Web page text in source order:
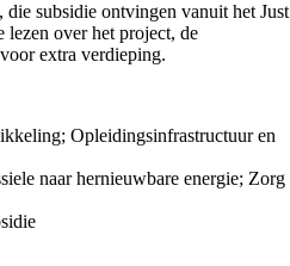
subsidie ontvingen vanuit het Just
over het project, de
extra verdieping.
Opleidingsinfrastructuur en
naar hernieuwbare energie; Zorg